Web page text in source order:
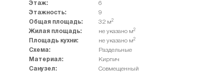
Этаж:
6
Этажность:
9
Общая площадь:
32 м2
Жилая площадь: не указано м2
Площадь кухни: не указано м2
Схема:
Раздельные
Материал:
Кирпич
Санузел:
Совмещенный